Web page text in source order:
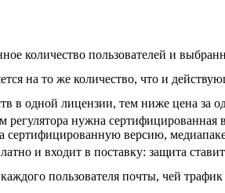
количество пользователей и
на то же количество, что и
в одной лицензии, тем ниже цена за
регулятора нужна
сертифицированную версию,
и входит в поставку: защита
пользователя почты, чей трафик